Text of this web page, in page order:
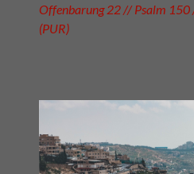
Offenbarung 22 // Psalm 150
(PUR)